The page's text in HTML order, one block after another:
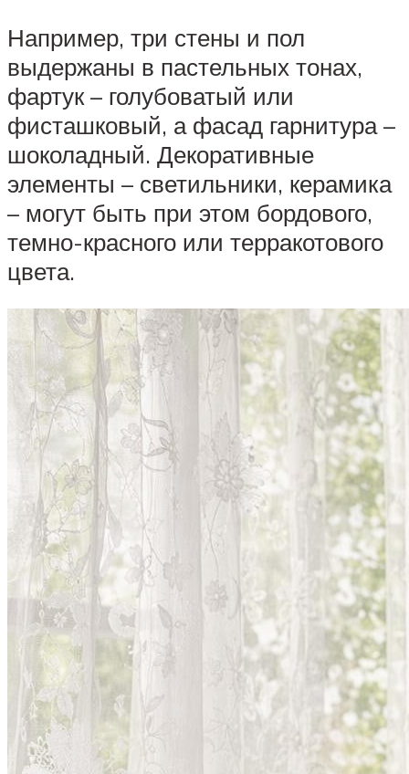
Например, три стены и пол
выдержаны в пастельных тонах,
фартук – голубоватый или
фисташковый, а фасад гарнитура –
шоколадный. Декоративные
элементы – светильники, керамика
– могут быть при этом бордового,
темно-красного или терракотового
цвета.